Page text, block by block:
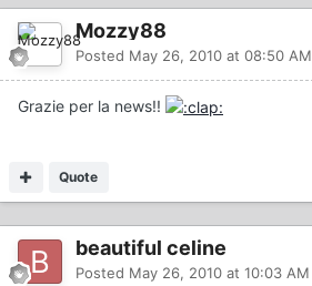
Mozzy88
Posted May 26, 2010 at 08:50 AM
Grazie per la news!!
Quote
beautiful celine
Posted May 26, 2010 at 10:03 AM